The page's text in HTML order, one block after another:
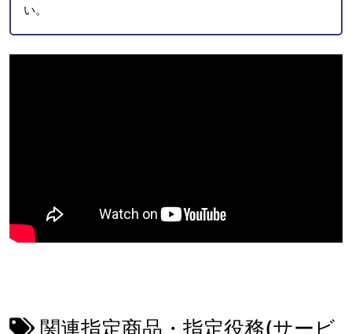
い。
関連指定商品・指定役務(サービ